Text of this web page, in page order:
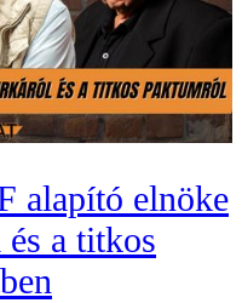
alapító elnöke
a titkos